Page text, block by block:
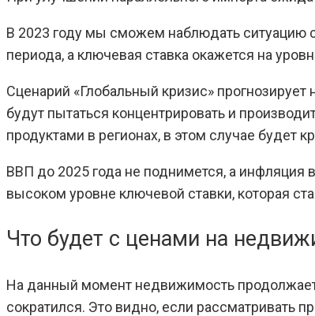
В 2023 году мы сможем наблюдать ситуацию
периода, а ключевая ставка окажется на
Сценарий «Глобальный кризис»
будут пытаться концентрировать и
продуктами в регионах, в этом случае будет
ВВП до 2025 года не поднимется, а
высоком уровне ключевой ставки, которая
Что будет с ценами на
На данный момент недвижимость
сократился. Это видно, если рассматривать